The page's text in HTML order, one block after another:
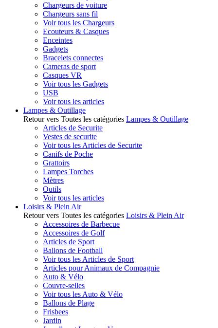
Chargeurs de voiture
Chargeurs sans fil
Voir tous les Chargeurs
Ecouteurs & Casques
Enceintes
Gadgets
Bracelets connectes
Cameras de sport
Casques VR
Voir tous les Gadgets
USB
Voir tous les articles
Lampes & Outillage
Retour vers Toutes les catégories Lampes & Outillage
Articles de Securite
Vestes de securite
Voir tous les Articles de Securite
Canifs de Poche
Grattoirs
Lampes Torches
Mètres
Outils
Voir tous les articles
Loisirs & Plein Air
Retour vers Toutes les catégories Loisirs & Plein Air
Accessoires de Barbecue
Accessoires de Golf
Articles de Sport
Ballons de Football
Voir tous les Articles de Sport
Articles pour Animaux de Compagnie
Auto & Vélo
Couvre-selles
Voir tous les Auto & Vélo
Ballons de Plage
Frisbees
Jardin